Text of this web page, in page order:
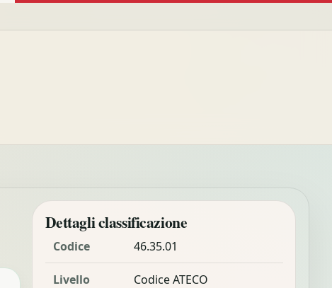
Dettagli classificazione
Codice 46.35.01
Livello Codice ATECO